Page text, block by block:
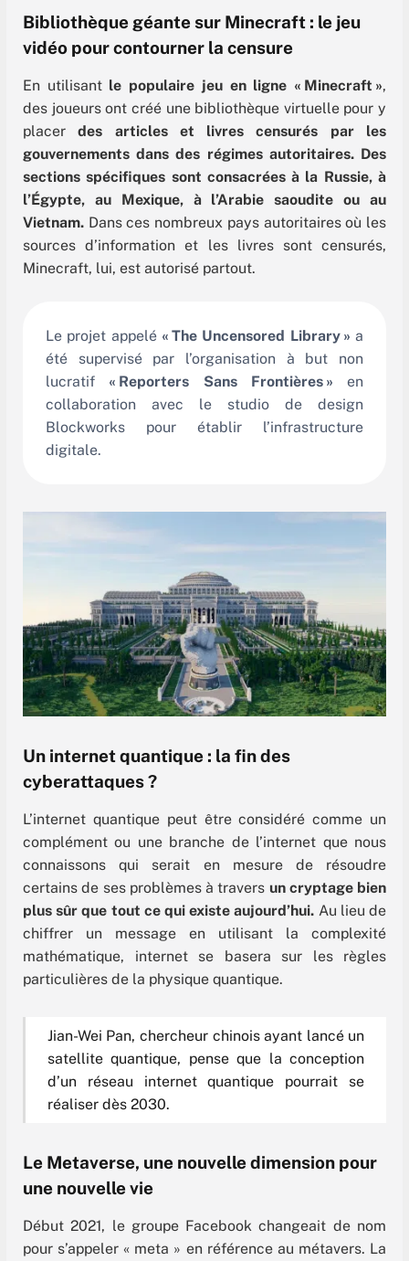
Bibliothèque géante sur Minecraft : le jeu
vidéo pour contourner la censure
En utilisant le populaire jeu en ligne « Minecraft »,
des joueurs ont créé une bibliothèque virtuelle pour y
placerdes articles et livres censurés par les
gouvernements dans des régimes autoritaires. Des
sections spécifiques sont consacrées à la Russie, à
l’Égypte, au Mexique, à l’Arabie saoudite ou au
Vietnam. Dans ces nombreux pays autoritaires où les
sources d’information et les livres sont censurés,
Minecraft, lui, est autorisé partout.
Le projet appelé « The Uncensored Library » a
été supervisé par l’organisation à but non
lucratif « Reporters Sans Frontières » en
collaboration avec le studio de design
Blockworks pour établir l’infrastructure
digitale.
Un internet quantique : la fin des
cyberattaques ?
L’internet quantique peut être considéré comme un
complément ou une branche de l’internet que nous
connaissons qui serait en mesure de résoudre
certains de ses problèmes à travers un cryptage bien
plus sûr que tout ce qui existe aujourd’hui. Au lieu de
chiffrer un message en utilisant la complexité
mathématique, internet se basera sur les règles
particulières de la physique quantique.
Jian-Wei Pan, chercheur chinois ayant lancé un
satellite quantique, pense que la conception
d’un réseau internet quantique pourrait se
réaliser dès 2030.
Le Metaverse, une nouvelle dimension pour
une nouvelle vie
Début 2021, le groupe Facebook changeait de nom
pour s’appeler « meta » en référence au métavers. La